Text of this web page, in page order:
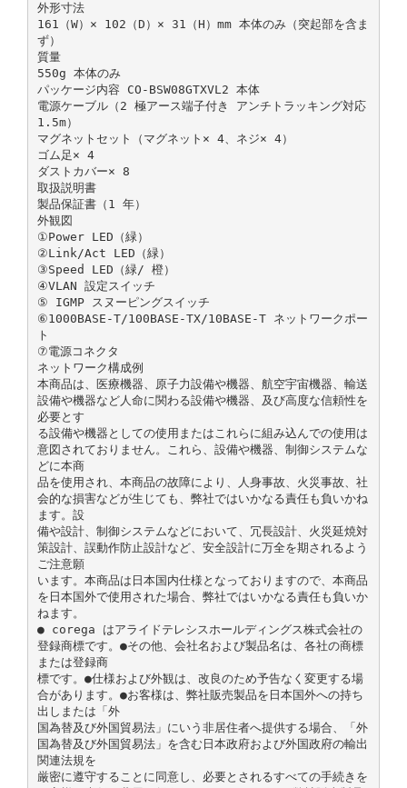
外形寸法
161（W）× 102（D）× 31（H）mm 本体のみ（突起部を含ま
ず）
質量
550g 本体のみ
パッケージ内容 CO-BSW08GTXVL2 本体
電源ケーブル（2 極アース端子付き アンチトラッキング対応
1.5m）
マグネットセット（マグネット× 4、ネジ× 4）
ゴム足× 4
ダストカバー× 8
取扱説明書
製品保証書（1 年）
外観図
①Power LED（緑）
②Link/Act LED（緑）
③Speed LED（緑/ 橙）
④VLAN 設定スイッチ
⑤ IGMP スヌーピングスイッチ
⑥1000BASE-T/100BASE-TX/10BASE-T ネットワークポー
ト
⑦電源コネクタ
ネットワーク構成例
本商品は、医療機器、原子力設備や機器、航空宇宙機器、輸送
設備や機器など人命に関わる設備や機器、及び高度な信頼性を
必要とす
る設備や機器としての使用またはこれらに組み込んでの使用は
意図されておりません。これら、設備や機器、制御システムな
どに本商
品を使用され、本商品の故障により、人身事故、火災事故、社
会的な損害などが生じても、弊社ではいかなる責任も負いかね
ます。設
備や設計、制御システムなどにおいて、冗長設計、火災延焼対
策設計、誤動作防止設計など、安全設計に万全を期されるよう
ご注意願
います。本商品は日本国内仕様となっておりますので、本商品
を日本国外で使用された場合、弊社ではいかなる責任も負いか
ねます。
● corega はアライドテレシスホールディングス株式会社の
登録商標です。●その他、会社名および製品名は、各社の商標
または登録商
標です。●仕様および外観は、改良のため予告なく変更する場
合があります。●お客様は、弊社販売製品を日本国外への持ち
出しまたは「外
国為替及び外国貿易法」にいう非居住者へ提供する場合、「外
国為替及び外国貿易法」を含む日本政府および外国政府の輸出
関連法規を
厳密に遵守することに同意し、必要とされるすべての手続きを